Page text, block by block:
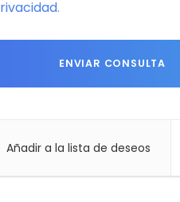
.
Añadir a la lista de deseos